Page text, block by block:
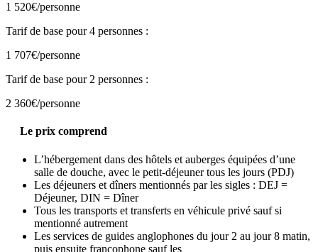
1 520€/personne
Tarif de base pour 4 personnes :
1 707€/personne
Tarif de base pour 2 personnes :
2 360€/personne
Le prix comprend
L’hébergement dans des hôtels et auberges équipées d’une
salle de douche, avec le petit-déjeuner tous les jours (PDJ)
Les déjeuners et dîners mentionnés par les sigles : DEJ =
Déjeuner, DIN = Dîner
Tous les transports et transferts en véhicule privé sauf si
mentionné autrement
Les services de guides anglophones du jour 2 au jour 8 matin,
puis ensuite francophone sauf les